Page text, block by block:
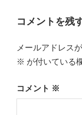
ー
ョ
コメントを残
メールアドレス
※ が付いている
コメント ※